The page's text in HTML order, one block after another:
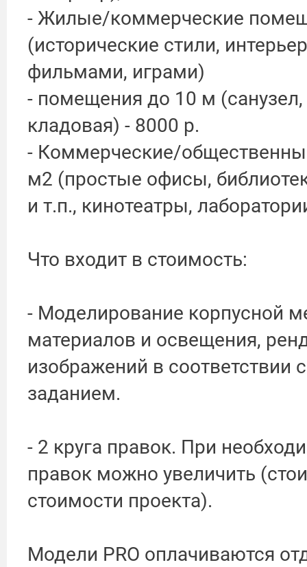
- Жилые/коммерческие
(исторические стили,
фильмами, играми)
- помещения до 10 м (санузел,
кладовая) - 8000 р.
- Коммерческие/
м2 (простые офисы,
и т.п., кинотеатры,
Что входит в стоимость:
- Моделирование корпусной
материалов и освещения,
изображений в соответствии
заданием.
- 2 круга правок. При
правок можно увеличить
стоимости проекта).
Модели PRO оплачиваются